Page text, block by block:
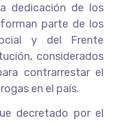
dedicación de los
parte de los
y del Frente
considerados
contrarrestar el
en el país.
decretado por el